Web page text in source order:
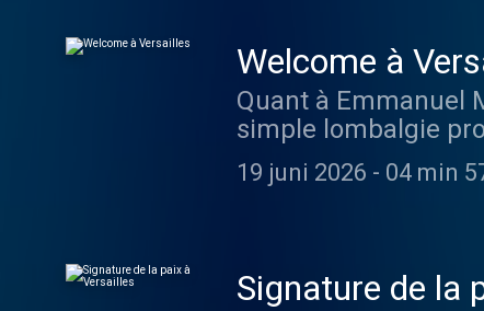
Welcome à
Quant à Emmanuel
simple lombalgie
19 juni 2026 - 04 min
Signature de la